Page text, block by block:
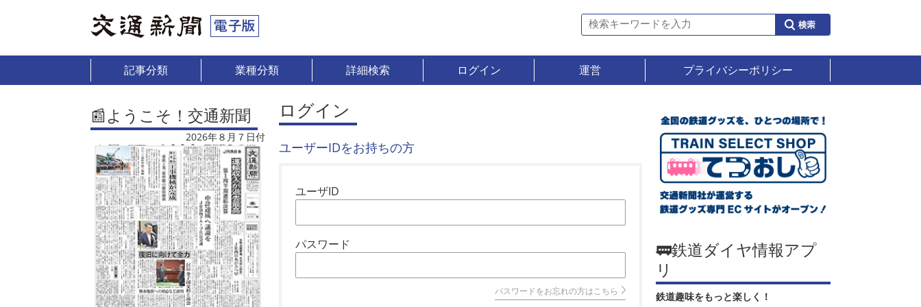
記事分類 業種分類 詳細検索 ログイン 運営 プライバシーポリシー
📰ようこそ！交通新聞
2026年８月７日付
ログイン
ユーザーIDをお持ちの方
ユーザID
パスワード
パスワードをお忘れの方はこちら
🚃鉄道ダイヤ情報アプ
リ
鉄道趣味をもっと楽しく！